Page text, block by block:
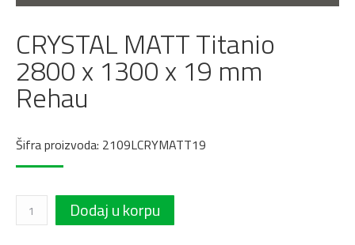
CRYSTAL MATT Titanio
2800 x 1300 x 19 mm
Rehau
Šifra proizvoda: 2109LCRYMATT19
CRYSTAL
MATT
Dodaj u korpu